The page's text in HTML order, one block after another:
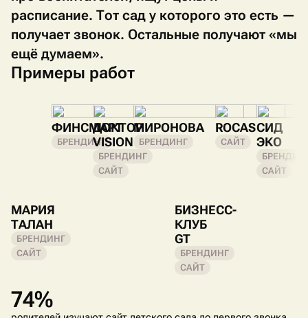
расписание. Тот сад у которого это есть —
получает звонок. Остальные получают «мы
ещё думаем».
Примеры работ
МАРИЯ
ТАЛАН
БРЕНДИНГ
САЙТ
ФИНСМАРТ
БРЕНДИНГ
ДОКТОР
VISION
БРЕНДИНГ
САЙТ
МИРОНОВА
БРЕНДИНГ
БИЗНЕСС-
КЛУБ
GT
БРЕНДИНГ
САЙТ
ROCAS
САЙТ
СИД
ЭКО
САЙТ
74%